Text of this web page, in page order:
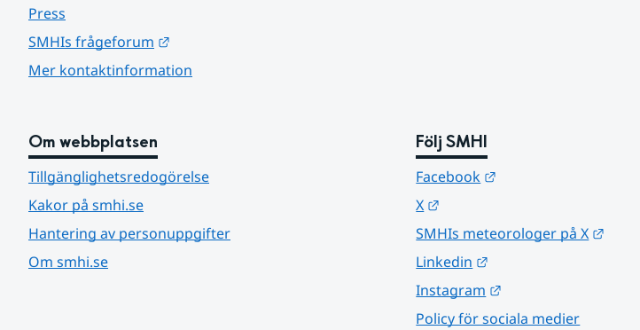
Press
SMHIs frågeforum
Mer kontaktinformation
Om webbplatsen
Tillgänglighetsredogörelse
Kakor på smhi.se
Hantering av personuppgifter
Om smhi.se
Följ SMHI
Facebook
X
SMHIs meteorologer på X
Linkedin
Instagram
Policy för sociala medier